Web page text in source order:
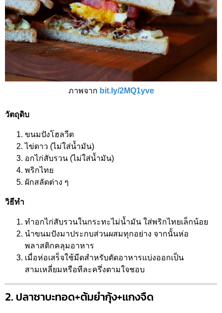
ภาพจาก bit.ly/2MQ1yve
วัตถุดิบ
ขนมปังโฮลวีต
ไข่ดาว (ไม่ใส่น้ำมัน)
อกไก่สับรวน (ไม่ใส่น้ำมัน)
พริกไทย
ผักสลัดต่าง ๆ
วิธีทำ
ทำอกไก่สับรวนในกระทะไม่น้ำมัน ใส่พริกไทยเล็กน้อย
นำขนมปังมาประกบส่วนผสมทุกอย่าง จากนั้นห่อ
พลาสติกคลุมอาหาร
เมื่อห่อเสร็จใช้มีดสำหรับตัดอาหารแบ่งออกเป็น
สามเหลี่ยมหรือทีละครึ่งตามใจชอบ
2. ปลาซาบะทอด+ต้มยำกุ้ง+แกงจืด